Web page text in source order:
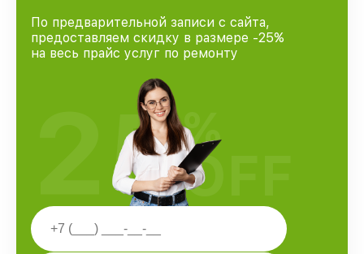
По предварительной записи с сайта,
предоставляем скидку в размере -25%
на весь прайс услуг по ремонту
25%
OFF